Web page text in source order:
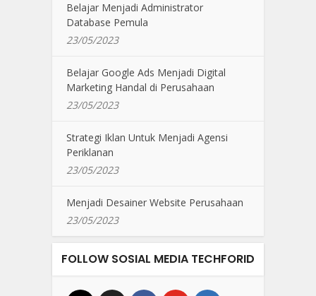
Belajar Menjadi Administrator
Database Pemula
23/05/2023
Belajar Google Ads Menjadi Digital
Marketing Handal di Perusahaan
23/05/2023
Strategi Iklan Untuk Menjadi Agensi
Periklanan
23/05/2023
Menjadi Desainer Website Perusahaan
23/05/2023
FOLLOW SOSIAL MEDIA TECHFORID